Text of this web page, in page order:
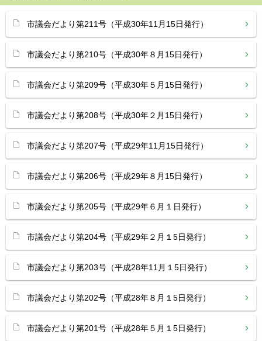
市議会だより第211号（平成30年11月15日発行）
市議会だより第210号（平成30年８月15日発行）
市議会だより第209号（平成30年５月15日発行）
市議会だより第208号（平成30年２月15日発行）
市議会だより第207号（平成29年11月15日発行）
市議会だより第206号（平成29年８月15日発行）
市議会だより第205号（平成29年６月１日発行）
市議会だより第204号（平成29年２月１5日発行）
市議会だより第203号（平成28年11月１5日発行）
市議会だより第202号（平成28年８月１5日発行）
市議会だより第201号（平成28年５月１5日発行）